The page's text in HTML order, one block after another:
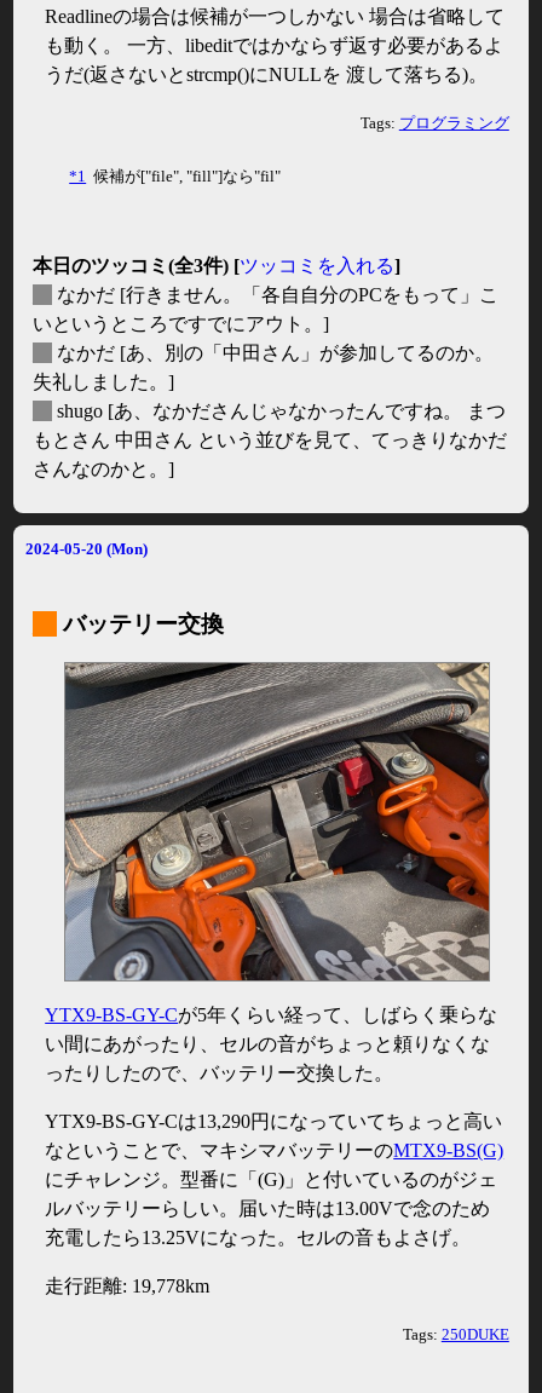
Readlineの場合は候補が一つしかない 場合は省略して
も動く。 一方、libeditではかならず返す必要があるよ
うだ(返さないとstrcmp()にNULLを 渡して落ちる)。
Tags: プログラミング
*1 候補が["file", "fill"]なら"fil"
本日のツッコミ(全3件) [ツッコミを入れる]
なかだ [行きません。「各自自分のPCをもって」こ
いというところですでにアウト。]
なかだ [あ、別の「中田さん」が参加してるのか。
失礼しました。]
shugo [あ、なかださんじゃなかったんですね。 まつ
もとさん 中田さん という並びを見て、てっきりなかだ
さんなのかと。]
2024-05-20 (Mon)
バッテリー交換
YTX9-BS-GY-Cが5年くらい経って、しばらく乗らな
い間にあがったり、セルの音がちょっと頼りなくな
ったりしたので、バッテリー交換した。
YTX9-BS-GY-Cは13,290円になっていてちょっと高い
なということで、マキシマバッテリーのMTX9-BS(G)
にチャレンジ。型番に「(G)」と付いているのがジェ
ルバッテリーらしい。届いた時は13.00Vで念のため
充電したら13.25Vになった。セルの音もよさげ。
走行距離: 19,778km
Tags: 250DUKE